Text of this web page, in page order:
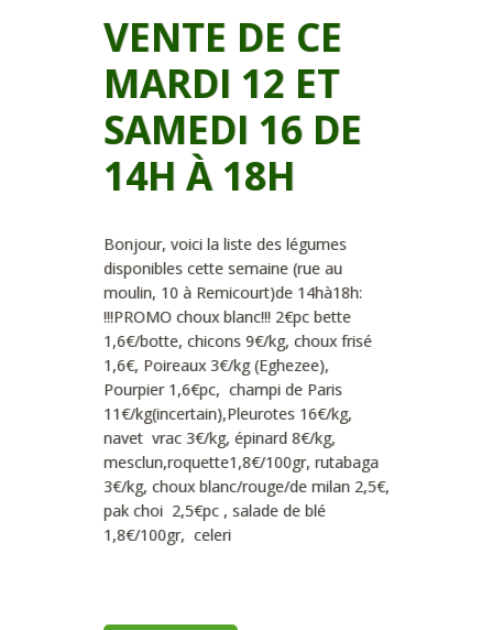
VENTE DE CE
MARDI 12 ET
SAMEDI 16 DE
14H À 18H
Bonjour, voici la liste des légumes
disponibles cette semaine (rue au
moulin, 10 à Remicourt)de 14hà18h:
!!!PROMO choux blanc!!! 2€pc bette
1,6€/botte, chicons 9€/kg, choux frisé
1,6€, Poireaux 3€/kg (Eghezee),
Pourpier 1,6€pc, champi de Paris
11€/kg(incertain),Pleurotes 16€/kg,
navet vrac 3€/kg, épinard 8€/kg,
mesclun,roquette1,8€/100gr, rutabaga
3€/kg, choux blanc/rouge/de milan 2,5€,
pak choi 2,5€pc , salade de blé
1,8€/100gr, celeri